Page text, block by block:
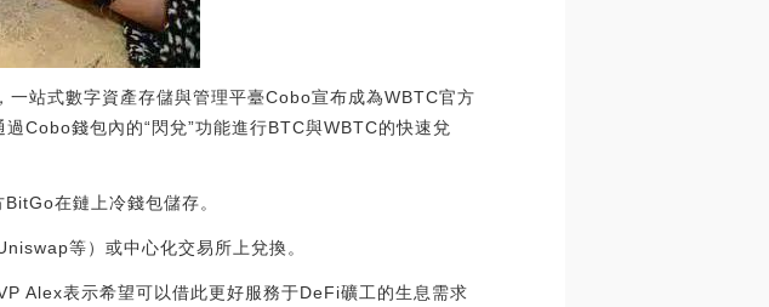
站式數字資產存儲與管理平臺Cobo宣布成為WBTC官方
Cobo錢包內的“閃兌”功能進行BTC與WBTC的快速兌
在鏈上冷錢包儲存。
等）或中心化交易所上兌換。
Alex表示希望可以借此更好服務于DeFi礦工的生息需求